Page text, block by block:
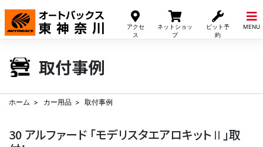
アクセ
ス
ネットショッ
プ
ピット予
約
MENU
Skip
content
取付事例
ホーム カー用品 取付事例
30 アルファード 「モデリスタエアロキットⅡ」取